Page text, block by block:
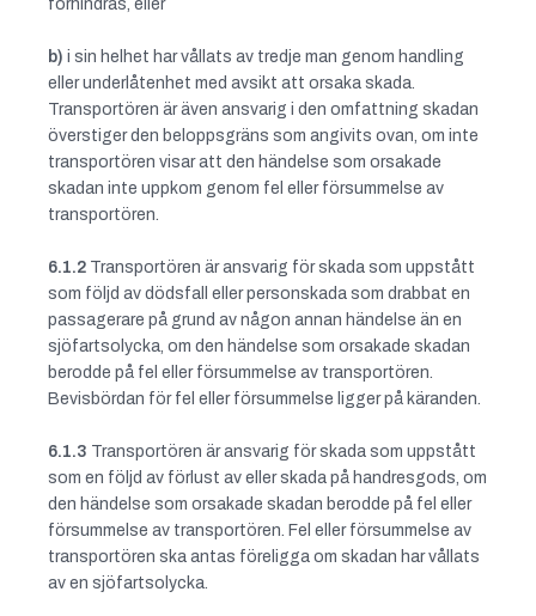
förhindras, eller
b) i sin helhet har vållats av tredje man genom handling
eller underlåtenhet med avsikt att orsaka skada.
Transportören är även ansvarig i den omfattning skadan
överstiger den beloppsgräns som angivits ovan, om inte
transportören visar att den händelse som orsakade
skadan inte uppkom genom fel eller försummelse av
transportören.
6.1.2 Transportören är ansvarig för skada som uppstått
som följd av dödsfall eller personskada som drabbat en
passagerare på grund av någon annan händelse än en
sjöfartsolycka, om den händelse som orsakade skadan
berodde på fel eller försummelse av transportören.
Bevisbördan för fel eller försummelse ligger på käranden.
6.1.3 Transportören är ansvarig för skada som uppstått
som en följd av förlust av eller skada på handresgods, om
den händelse som orsakade skadan berodde på fel eller
försummelse av transportören. Fel eller försummelse av
transportören ska antas föreligga om skadan har vållats
av en sjöfartsolycka.